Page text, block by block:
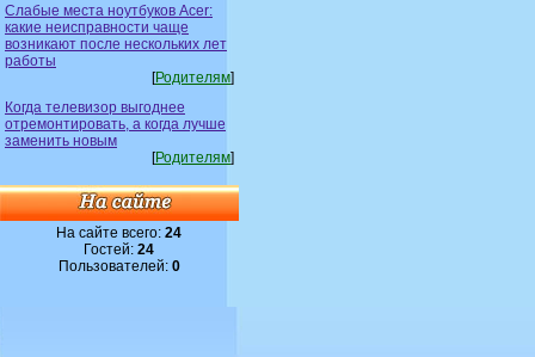
Слабые места ноутбуков Acer:
какие неисправности чаще
возникают после нескольких лет
работы
[Родителям]
Когда телевизор выгоднее
отремонтировать, а когда лучше
заменить новым
[Родителям]
На сайте всего:24
Гостей:24
Пользователей: 0